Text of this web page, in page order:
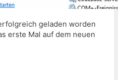
geladen worden
erste Mal auf dem neuen